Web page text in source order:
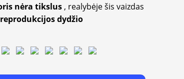
nėra tikslus , realybėje šis vaizdas
dydžio